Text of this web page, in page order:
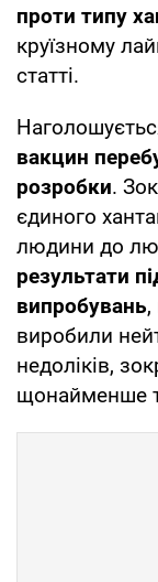
проти типу
круїзному
статті.
вакцин
розробки.
єдиного
людини до
результати
випробувань,
виробили
недоліків,
щонайменше